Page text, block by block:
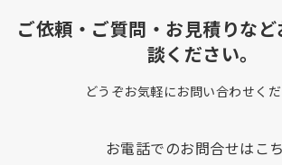
ご依頼・ご質問・お見積りな
談ください。
どうぞお気軽にお問い合わせくだ
お電話でのお問合せはこ